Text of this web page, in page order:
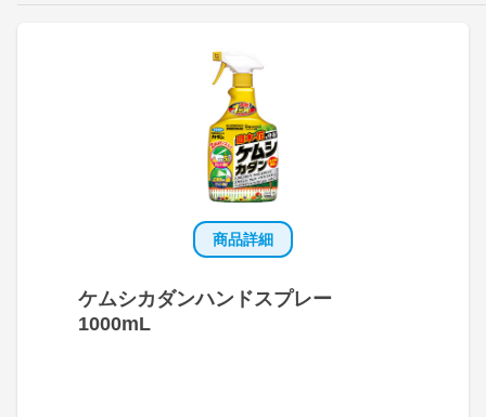
商品詳細
ケムシカダンハンドスプレー
1000mL